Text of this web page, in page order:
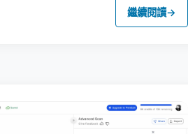
繼續閱讀→